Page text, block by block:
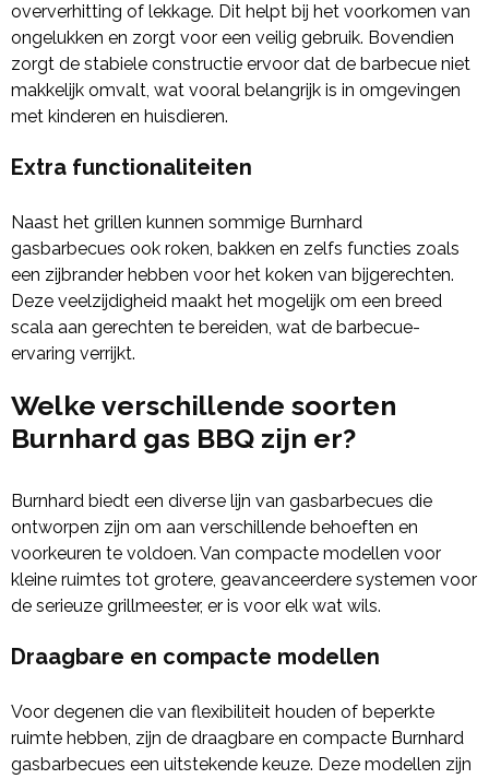
oververhitting of lekkage. Dit helpt bij het voorkomen van
ongelukken en zorgt voor een veilig gebruik. Bovendien
zorgt de stabiele constructie ervoor dat de barbecue niet
makkelijk omvalt, wat vooral belangrijk is in omgevingen
met kinderen en huisdieren.
Extra functionaliteiten
Naast het grillen kunnen sommige Burnhard
gasbarbecues ook roken, bakken en zelfs functies zoals
een zijbrander hebben voor het koken van bijgerechten.
Deze veelzijdigheid maakt het mogelijk om een breed
scala aan gerechten te bereiden, wat de barbecue-
ervaring verrijkt.
Welke verschillende soorten
Burnhard gas BBQ zijn er?
Burnhard biedt een diverse lijn van gasbarbecues die
ontworpen zijn om aan verschillende behoeften en
voorkeuren te voldoen. Van compacte modellen voor
kleine ruimtes tot grotere, geavanceerdere systemen voor
de serieuze grillmeester, er is voor elk wat wils.
Draagbare en compacte modellen
Voor degenen die van flexibiliteit houden of beperkte
ruimte hebben, zijn de draagbare en compacte Burnhard
gasbarbecues een uitstekende keuze. Deze modellen zijn